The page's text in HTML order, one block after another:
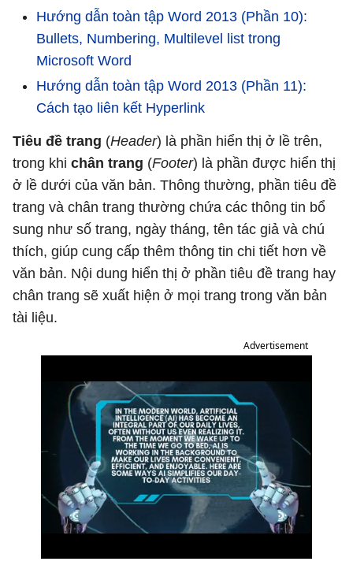
Hướng dẫn toàn tập Word 2013 (Phần 10):
Bullets, Numbering, Multilevel list trong
Microsoft Word
Hướng dẫn toàn tập Word 2013 (Phần 11):
Cách tạo liên kết Hyperlink
Tiêu đề trang (Header) là phần hiển thị ở lề trên,
trong khi chân trang (Footer) là phần được hiển thị
ở lề dưới của văn bản. Thông thường, phần tiêu đề
trang và chân trang thường chứa các thông tin bổ
sung như số trang, ngày tháng, tên tác giả và chú
thích, giúp cung cấp thêm thông tin chi tiết hơn về
văn bản. Nội dung hiển thị ở phần tiêu đề trang hay
chân trang sẽ xuất hiện ở mọi trang trong văn bản
tài liệu.
Advertisement